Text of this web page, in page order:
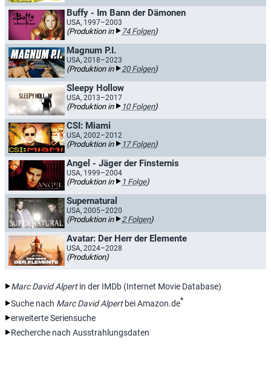
Buffy - Im Bann der Dämonen
USA, 1997–2003
(Produktion in 74 Folgen)
Magnum P.I.
USA, 2018–2023
(Produktion in 20 Folgen)
Sleepy Hollow
USA, 2013–2017
(Produktion in 10 Folgen)
CSI: Miami
USA, 2002–2012
(Produktion in 17 Folgen)
Angel - Jäger der Finsternis
USA, 1999–2004
(Produktion in 1 Folge)
Supernatural
USA, 2005–2020
(Produktion in 2 Folgen)
Avatar: Der Herr der Elemente
USA, 2024–2028
(Produktion)
Marc David Alpertin der IMDb (Internet Movie Database)
Suche nach Marc David Alpertbei Amazon.de*
erweiterte Seriensuche
Recherche nach Ausstrahlungsdaten